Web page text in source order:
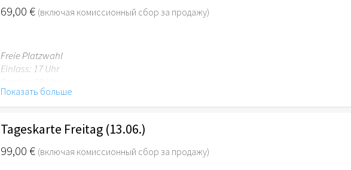
69,00 € (включая комиссионный сбор за продажу)
Freie Platzwahl
Einlass: 17 Uhr
Показать больше
Tageskarte Freitag (13.06.)
99,00 € (включая комиссионный сбор за продажу)